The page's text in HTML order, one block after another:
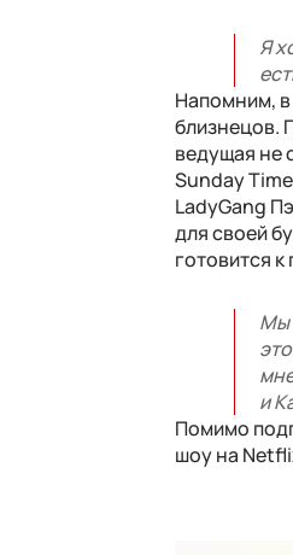
Я
Напомним,
близнецов.
ведущая не
Sunday
LadyGang
для своей
готовится
Мы
и
Помимо
шоу на